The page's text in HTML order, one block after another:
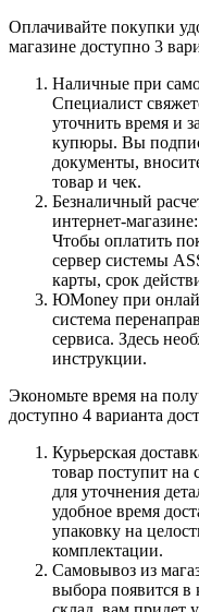
Оплачивайте покупки
магазине доступно 3
Наличные при
Специалист
уточнить время и
купюры. Вы
документы,
товар и чек.
Безналичный
интернет-
Чтобы оплатить
сервер системы
карты, срок
ЮMoney при
система
сервиса. Здесь
инструкции.
Экономьте время на
доступно 4 варианта
Курьерская
товар поступит на
для уточнения
удобное время
упаковку на
комплектации.
Самовывоз из
выбора появится в